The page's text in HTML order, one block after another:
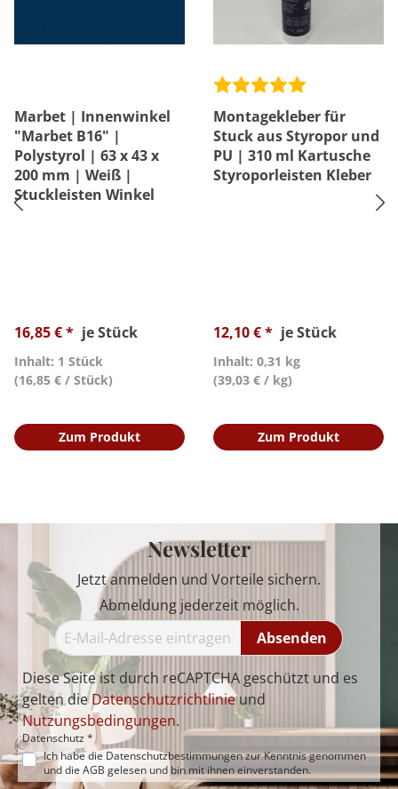
Marbet | Innenwinkel
"Marbet B16" |
Polystyrol | 63 x 43 x
200 mm | Weiß |
Stuckleisten Winkel
16,85 € * je Stück
Inhalt: 1 Stück
(16,85 € / Stück)
Zum Produkt
Montagekleber für
Stuck aus Styropor und
PU | 310 ml Kartusche
Styroporleisten Kleber
12,10 € * je Stück
Inhalt: 0,31 kg
(39,03 € / kg)
Zum Produkt
Newsletter
Jetzt anmelden und Vorteile sichern.
Abmeldung jederzeit möglich.
Absenden
Diese Seite ist durch reCAPTCHA geschützt und es
gelten dieDatenschutzrichtlinieund
Nutzungsbedingungen.
Datenschutz *
Ich habe die Datenschutzbestimmungenzur Kenntnis genommen
und die AGB gelesen und bin mit ihnen einverstanden.